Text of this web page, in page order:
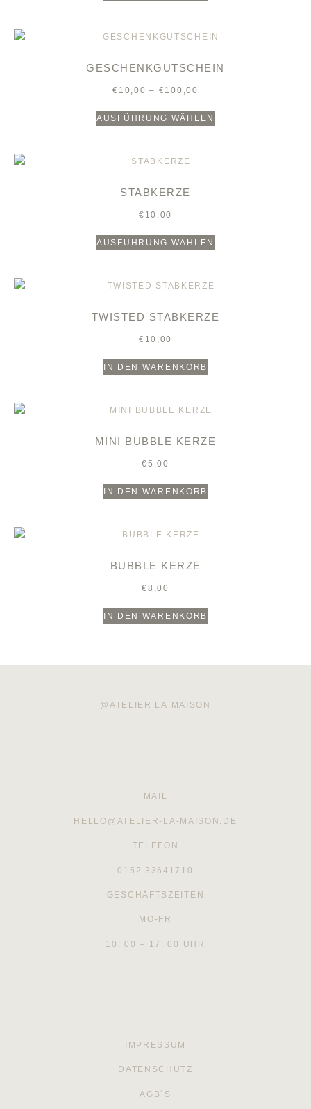
GESCHENKGUTSCHEIN
€ 10,00 – €100,00
AUSFÜHRUNG WÄHLEN
STABKERZE
€ 10,00
AUSFÜHRUNG WÄHLEN
TWISTED STABKERZE
€ 10,00
IN DEN WARENKORB
MINI BUBBLE KERZE
€5,00
IN DEN WARENKORB
BUBBLE KERZE
€8,00
IN DEN WARENKORB
@ATELIER.LA.MAISON
MAIL
HELLO@ATELIER-LA-MAISON.DE
TELEFON
0152 33641710
GESCHÄFTSZEITEN
MO-FR
10: 00 – 17: 00 UHR
IMPRESSUM
DATENSCHUTZ
AGB´S